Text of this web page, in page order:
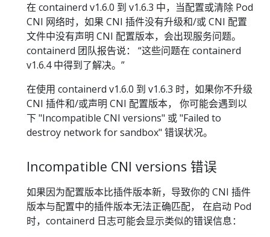
在 containerd v1.6.0 到 v1.6.3 中，当配置或清除 Pod
CNI 网络时，如果 CNI 插件没有升级和/或 CNI 配置
文件中没有声明 CNI 配置版本，会出现服务问题。
containerd 团队报告说： “这些问题在 containerd
v1.6.4 中得到了解决。”
在使用 containerd v1.6.0 到 v1.6.3 时，如果你不升级
CNI 插件和/或声明 CNI 配置版本， 你可能会遇到以
下 "Incompatible CNI versions" 或 "Failed to
destroy network for sandbox" 错误状况。
Incompatible CNI versions 错误
如果因为配置版本比插件版本新，导致你的 CNI 插件
版本与配置中的插件版本无法正确匹配， 在启动 Pod
时，containerd 日志可能会显示类似的错误信息：